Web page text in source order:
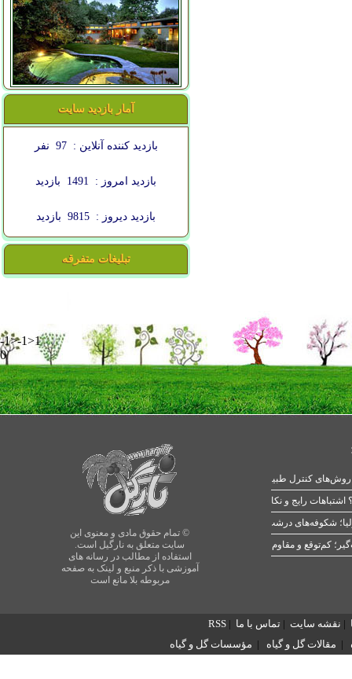
آمار بازدید سایت
بازدید کننده آنلاین : 97 نفر
بازدید امروز : 1491 بازدید
بازدید دیروز : 9815 بازدید
تبلیغات متفرقه
-1>-1>1
0
© تمام حقوق مادی و معنوی این
سایت متعلق به نارگیل است.
استفاده از مطالب در رسانه های
آموزشی با ذکر منبع و لینک به صفحه
مربوطه بلا مانع است
رایج و نکات طلایی
شکوفه‌های درشت در بهار
| نقشه سایت | تماس با ما |
RSS
| مقالات گل و گیاه | مؤسسات گل و گیاه